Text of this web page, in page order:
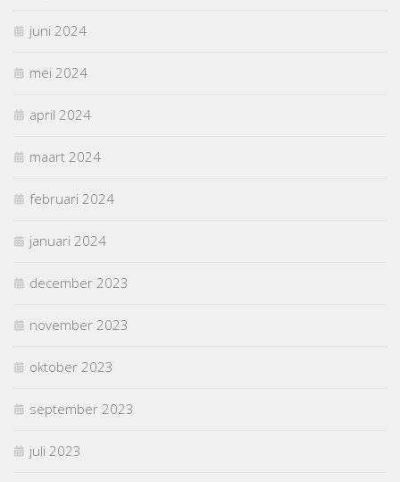
juni 2024
mei 2024
april 2024
maart 2024
februari 2024
januari 2024
december 2023
november 2023
oktober 2023
september 2023
juli 2023